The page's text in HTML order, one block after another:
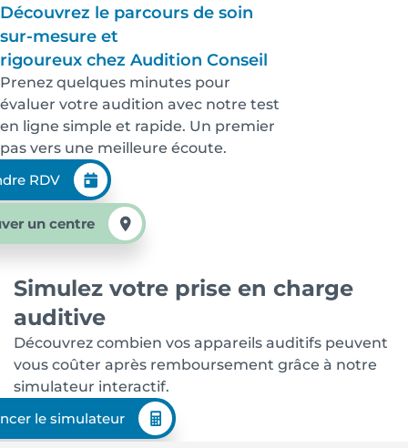
Découvrez le parcours de soin
sur-mesure et
rigoureux chez Audition Conseil
Prenez quelques minutes pour
évaluer votre audition avec notre test
en ligne simple et rapide. Un premier
pas vers une meilleure écoute.
RDV
un centre
Simulez votre prise en charge
auditive
Découvrez combien vos appareils auditifs peuvent
vous coûter après remboursement grâce à notre
simulateur interactif.
le simulateur